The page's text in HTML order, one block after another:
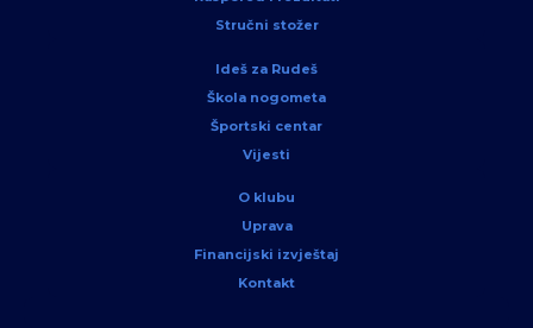
Stručni stožer
Ideš za Rudeš
Škola nogometa
Športski centar
Vijesti
O klubu
Uprava
Financijski izvještaj
Kontakt